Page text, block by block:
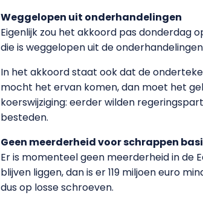
Weggelopen uit onderhandelingen
Eigenlijk zou het akkoord pas donderdag
die is weggelopen uit de
In het akkoord staat ook dat de
mocht het ervan komen, dan moet het
koerswijziging: eerder wilden
besteden.
Geen meerderheid voor schrappen
Er is momenteel geen meerderheid in de
blijven liggen, dan is er 119 miljoen euro
dus op losse schroeven.